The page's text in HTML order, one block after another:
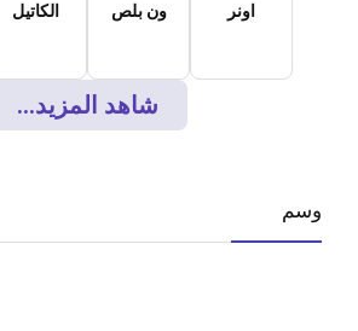
اونر ون بلص الكاتيل
شاهد المزيد...
وسم